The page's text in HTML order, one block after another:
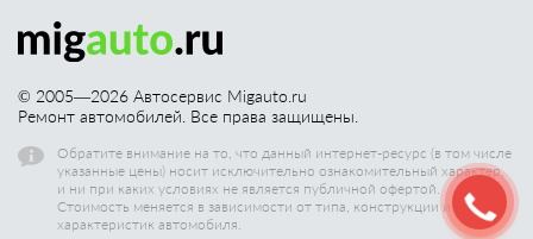
© 2005—2026 Автосервис Migauto.ru
Ремонт автомобилей. Все права защищены.
Обратите внимание на то, что данный интернет-ресурс (в том числе
указанные цены) носит исключительно ознакомительный характер,
и ни при каких условиях не является публичной офертой.
Стоимость меняется в зависимости от типа, конструкции и других
характеристик автомобиля.